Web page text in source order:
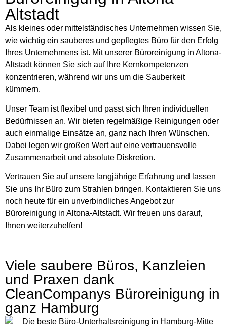
Altstadt
Als kleines oder mittelständisches Unternehmen wissen Sie,
wie wichtig ein sauberes und gepflegtes Büro für den Erfolg
Ihres Unternehmens ist. Mit unserer Büroreinigung in Altona-
Altstadt können Sie sich auf Ihre Kernkompetenzen
konzentrieren, während wir uns um die Sauberkeit
kümmern.
Unser Team ist flexibel und passt sich Ihren individuellen
Bedürfnissen an. Wir bieten regelmäßige Reinigungen oder
auch einmalige Einsätze an, ganz nach Ihren Wünschen.
Dabei legen wir großen Wert auf eine vertrauensvolle
Zusammenarbeit und absolute Diskretion.
Vertrauen Sie auf unsere langjährige Erfahrung und lassen
Sie uns Ihr Büro zum Strahlen bringen. Kontaktieren Sie uns
noch heute für ein unverbindliches Angebot zur
Büroreinigung in Altona-Altstadt. Wir freuen uns darauf,
Ihnen weiterzuhelfen!
Viele saubere Büros, Kanzleien
und Praxen dank
CleanCompanys Büroreinigung in
ganz Hamburg